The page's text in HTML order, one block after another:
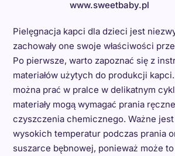
www.sweetbaby.pl
Pielęgnacja kapci dla dzieci jest
zachowały one swoje właściwości
Po pierwsze, warto zapoznać się z
materiałów użytych do produkcji
można prać w pralce w delikatnym
materiały mogą wymagać prania
czyszczenia chemicznego. Ważne
wysokich temperatur podczas prania
suszarce bębnowej, ponieważ może